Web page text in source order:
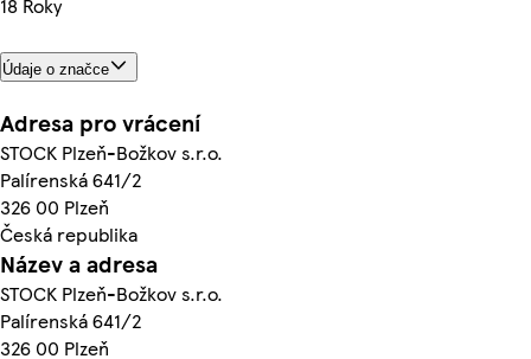
18 Roky
Údaje o značce
Adresa pro vrácení
STOCK Plzeň-Božkov s.r.o.
Palírenská 641/2
326 00 Plzeň
Česká republika
Název a adresa
STOCK Plzeň-Božkov s.r.o.
Palírenská 641/2
326 00 Plzeň